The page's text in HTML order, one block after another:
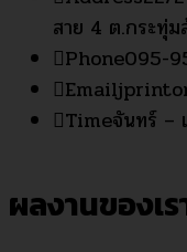
สาย 4 ต.กระทุ่
Phone095-
Email
Timeจันทร์ –
ผลงานของเร